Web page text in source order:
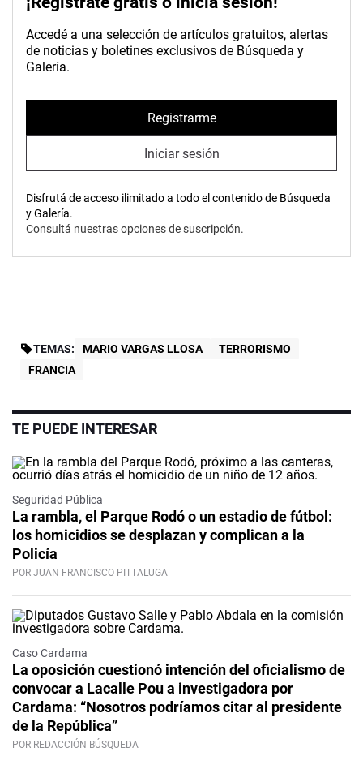
Accedé a una selección de artículos gratuitos, alertas
de noticias y boletines exclusivos de Búsqueda y
Galería.
Registrarme
Iniciar sesión
Disfrutá de acceso ilimitado a todo el contenido de Búsqueda
y Galería.
Consultá nuestras opciones de suscripción.
TEMAS: MARIO VARGAS LLOSA
TERRORISMO
FRANCIA
TE PUEDE INTERESAR
Seguridad Pública
La rambla, el Parque Rodó o un estadio de fútbol:
los homicidios se desplazan y complican a la
Policía
POR JUAN FRANCISCO PITTALUGA
Caso Cardama
La oposición cuestionó intención del oficialismo de
convocar a Lacalle Pou a investigadora por
Cardama: “Nosotros podríamos citar al presidente
de la República”
POR REDACCIÓN BÚSQUEDA